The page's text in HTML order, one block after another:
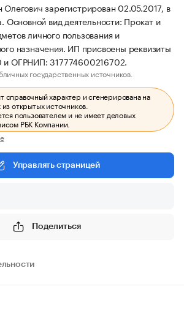
зарегистрирован 02.05.2017, в
Основной вид деятельности: Прокат и
личного пользования и
назначения. ИП присвоены реквизиты
ОГРНИП: 317774600216702.
государственных источников.
справочный характер и сгенерирована на
открытых источников.
пользователем и не имеет деловых
РБК Компании.
Управлять страницей
Поделиться